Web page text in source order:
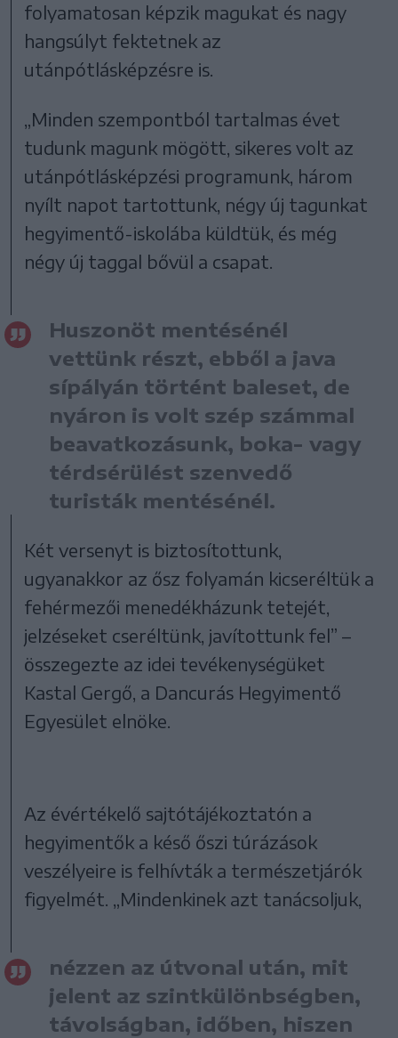
folyamatosan képzik magukat és nagy
hangsúlyt fektetnek az
utánpótlásképzésre is.
„Minden szempontból tartalmas évet
tudunk magunk mögött, sikeres volt az
utánpótlásképzési programunk, három
nyílt napot tartottunk, négy új tagunkat
hegyimentő-iskolába küldtük, és még
négy új taggal bővül a csapat.
Huszonöt mentésénél
vettünk részt, ebből a java
sípályán történt baleset, de
nyáron is volt szép számmal
beavatkozásunk, boka- vagy
térdsérülést szenvedő
turisták mentésénél.
Két versenyt is biztosítottunk,
ugyanakkor az ősz folyamán kicseréltük a
fehérmezői menedékházunk tetejét,
jelzéseket cseréltünk, javítottunk fel” –
összegezte az idei tevékenységüket
Kastal Gergő, a Dancurás Hegyimentő
Egyesület elnöke.
Az évértékelő sajtótájékoztatón a
hegyimentők a késő őszi túrázások
veszélyeire is felhívták a természetjárók
figyelmét. „Mindenkinek azt tanácsoljuk,
nézzen az útvonal után, mit
jelent az szintkülönbségben,
távolságban, időben, hiszen